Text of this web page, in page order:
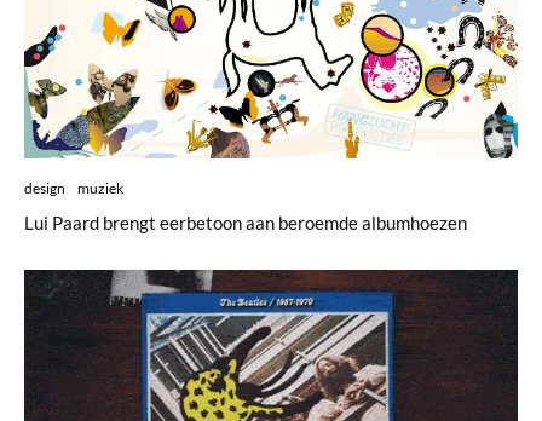
design muziek
Lui Paard brengt eerbetoon aan beroemde albumhoezen